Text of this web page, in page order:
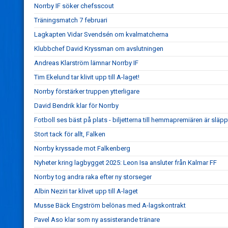
Norrby IF söker chefsscout
Träningsmatch 7 februari
Lagkapten Vidar Svendsén om kvalmatcherna
Klubbchef David Kryssman om avslutningen
Andreas Klarström lämnar Norrby IF
Tim Ekelund tar klivit upp till A-laget!
Norrby förstärker truppen ytterligare
David Bendrik klar för Norrby
Fotboll ses bäst på plats - biljetterna till hemmapremiären är
Stort tack för allt, Falken
Norrby kryssade mot Falkenberg
Nyheter kring lagbygget 2025: Leon Isa ansluter från Kalmar FF
Norrby tog andra raka efter ny storseger
Albin Neziri tar klivet upp till A-laget
Musse Bäck Engström belönas med A-lagskontrakt
Pavel Aso klar som ny assisterande tränare